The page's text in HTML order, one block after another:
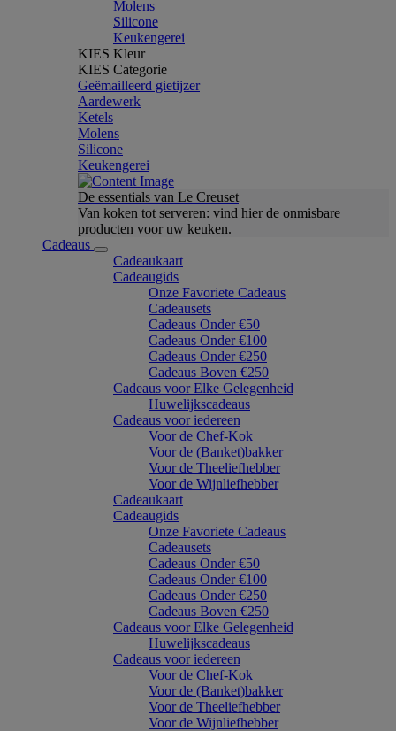
Molens
Silicone
Keukengerei
KIES Kleur
KIES Categorie
Geëmailleerd gietijzer
Aardewerk
Ketels
Molens
Silicone
Keukengerei
De essentials van Le Creuset
Van koken tot serveren: vind hier de onmisbare
producten voor uw keuken.
Cadeaus
Cadeaukaart
Cadeaugids
Onze Favoriete Cadeaus
Cadeausets
Cadeaus Onder €50
Cadeaus Onder €100
Cadeaus Onder €250
Cadeaus Boven €250
Cadeaus voor Elke Gelegenheid
Huwelijkscadeaus
Cadeaus voor iedereen
Voor de Chef-Kok
Voor de (Banket)bakker
Voor de Theeliefhebber
Voor de Wijnliefhebber
Cadeaukaart
Cadeaugids
Onze Favoriete Cadeaus
Cadeausets
Cadeaus Onder €50
Cadeaus Onder €100
Cadeaus Onder €250
Cadeaus Boven €250
Cadeaus voor Elke Gelegenheid
Huwelijkscadeaus
Cadeaus voor iedereen
Voor de Chef-Kok
Voor de (Banket)bakker
Voor de Theeliefhebber
Voor de Wijnliefhebber